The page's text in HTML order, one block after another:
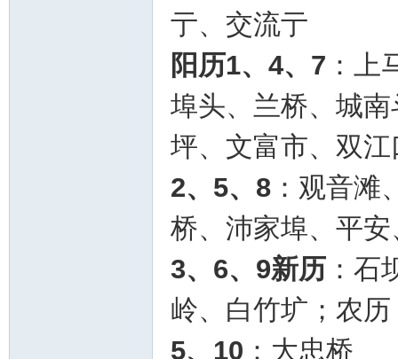
亍、交流亍
阳历1、4、7 ：
埠头、兰桥、城
坪、文富市、双
2、5、8 ：观音
桥、沛家埠、平
3、6、9新历 ：石
岭、白竹圹；农
5、10 ：大忠桥